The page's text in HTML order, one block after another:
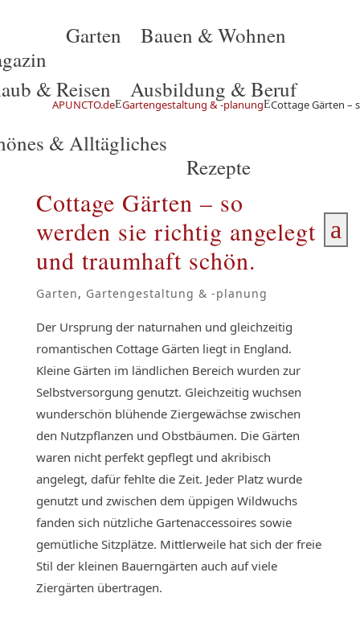
Garten Bauen & Wohnen
& Reisen Ausbildung & Beruf
& Alltägliches
Rezepte
a
APUNCTO.deEGartengestaltung & -planungECottage Gärten –
Cottage Gärten – so
werden sie richtig angelegt
und traumhaft schön.
Garten, Gartengestaltung & -planung
Der Ursprung der naturnahen und gleichzeitig
romantischen Cottage Gärten liegt in England.
Kleine Gärten im ländlichen Bereich wurden zur
Selbstversorgung genutzt. Gleichzeitig wuchsen
wunderschön blühende Ziergewächse zwischen
den Nutzpflanzen und Obstbäumen. Die Gärten
waren nicht perfekt gepflegt und akribisch
angelegt, dafür fehlte die Zeit. Jeder Platz wurde
genutzt und zwischen dem üppigen Wildwuchs
fanden sich nützliche Gartenaccessoires sowie
gemütliche Sitzplätze. Mittlerweile hat sich der freie
Stil der kleinen Bauerngärten auch auf viele
Ziergärten übertragen.